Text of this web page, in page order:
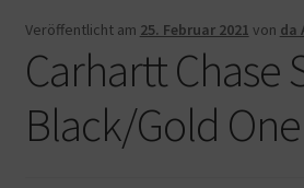
Datenschutz
Impressum
Kasse
Veröffentlicht am 25. Februar 2021 von da
Carhartt Chase
Black/Gold